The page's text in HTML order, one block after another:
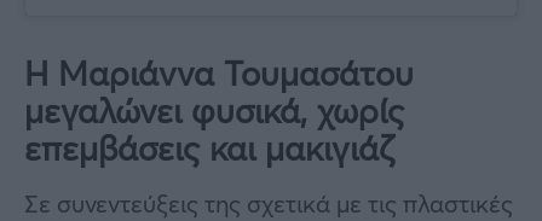
Η Μαριάννα Τουμασάτου
μεγαλώνει φυσικά, χωρίς
επεμβάσεις και μακιγιάζ
Σε συνεντεύξεις της σχετικά με τις πλαστικές